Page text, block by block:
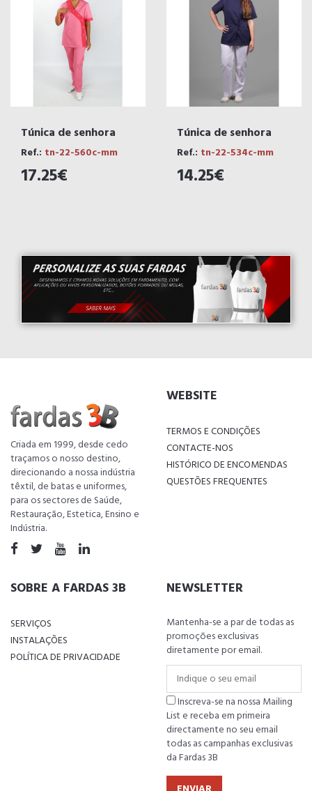
Túnica de senhora
Ref.: tn-22-560c-mm
17.25€
Túnica de senhora
Ref.: tn-22-534c-mm
14.25€
Criada em 1999, desde cedo
traçamos o nosso destino,
direcionando a nossa indústria
têxtil, de batas e uniformes,
para os sectores de Saúde,
Restauração, Estetica, Ensino e
Indústria.
WEBSITE
TERMOS E CONDIÇÕES
CONTACTE-NOS
HISTÓRICO DE ENCOMENDAS
QUESTÕES FREQUENTES
SOBRE A FARDAS 3B
SERVIÇOS
INSTALAÇÕES
POLÍTICA DE PRIVACIDADE
NEWSLETTER
Mantenha-se a par de todas as
promoções exclusivas
diretamente por email.
Inscreva-se na nossa Mailing
List e receba em primeira
directamente no seu email
todas as campanhas exclusivas
da Fardas 3B